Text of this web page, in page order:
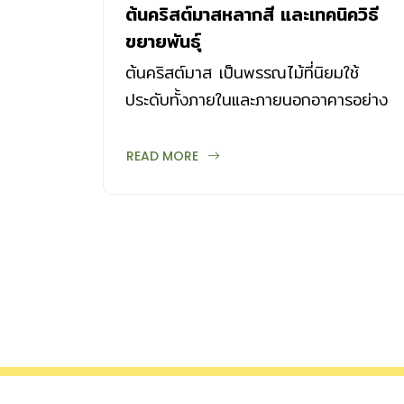
ต้นคริสต์มาสหลากสี และเทคนิควิธี
ขยายพันธุ์
ต้นคริสต์มาส เป็นพรรณไม้ที่นิยมใช้
ประดับทั้งภายในและภายนอกอาคารอย่าง
เปลี่ยนจากสีเขียวเป็นสีแดง
READ MORE